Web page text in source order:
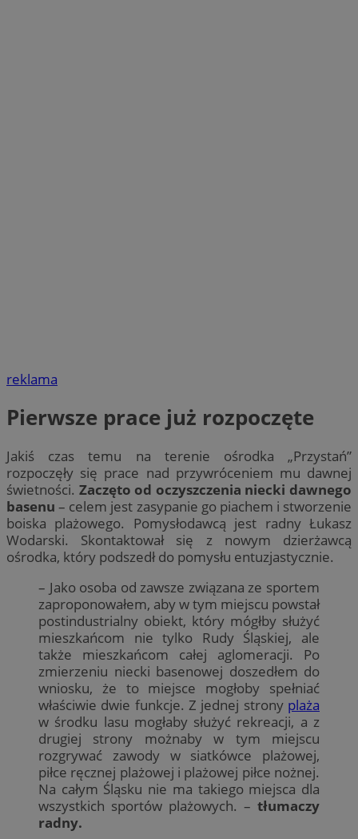
reklama
Pierwsze prace już rozpoczęte
Jakiś czas temu na terenie ośrodka „Przystań”
rozpoczęły się prace nad przywróceniem mu dawnej
świetności. Zaczęto od oczyszczenia niecki dawnego
basenu – celem jest zasypanie go piachem i stworzenie
boiska plażowego. Pomysłodawcą jest radny Łukasz
Wodarski. Skontaktował się z nowym dzierżawcą
ośrodka, który podszedł do pomysłu entuzjastycznie.
– Jako osoba od zawsze związana ze sportem
zaproponowałem, aby w tym miejscu powstał
postindustrialny obiekt, który mógłby służyć
mieszkańcom nie tylko Rudy Śląskiej, ale
także mieszkańcom całej aglomeracji. Po
zmierzeniu niecki basenowej doszedłem do
wniosku, że to miejsce mogłoby spełniać
właściwie dwie funkcje. Z jednej strony plaża
w środku lasu mogłaby służyć rekreacji, a z
drugiej strony możnaby w tym miejscu
rozgrywać zawody w siatkówce plażowej,
piłce ręcznej plażowej i plażowej piłce nożnej.
Na całym Śląsku nie ma takiego miejsca dla
wszystkich sportów plażowych. – tłumaczy
radny.